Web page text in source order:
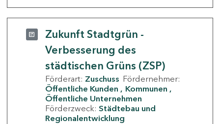
Zukunft Stadtgrün -
Verbesserung des
städtischen Grüns (ZSP)
Förderart: Zuschuss Fördernehmer:
Öffentliche Kunden
Kommunen
Öffentliche Unternehmen
Förderzweck: Städtebau und
Regionalentwicklung